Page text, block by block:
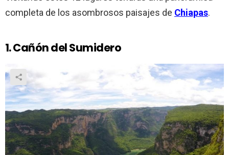
completa de los asombrosos paisajes de Chiapas.
1. Cañón del Sumidero